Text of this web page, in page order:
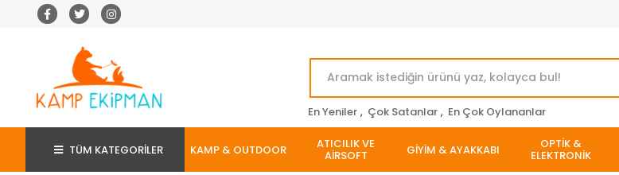
En Yeniler , Çok Satanlar , En Çok Oylananlar
TÜM KATEGORİLER KAMP & OUTDOOR ATICILIK VE
AİRSOFT GİYİM & AYAKKABI OPTİK &
ELEKTRONİK